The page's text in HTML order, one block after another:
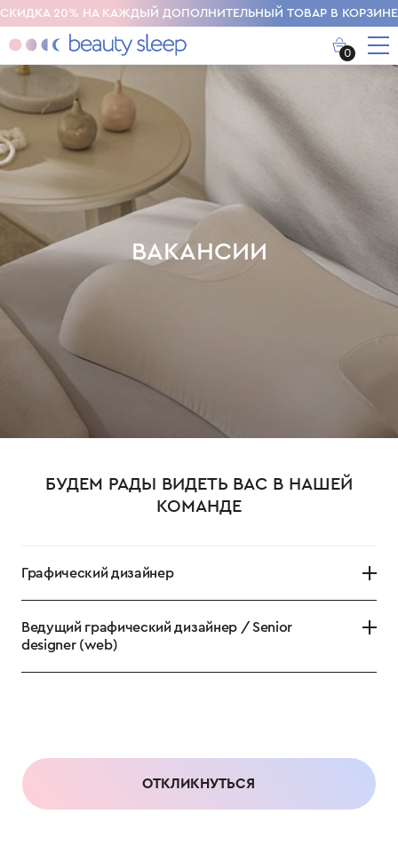
СКИДКА 20% НА КАЖДЫЙ ДОПОЛНИТЕЛЬНЫЙ ТОВАР В КОРЗИНЕ
0
ВАКАНСИИ
БУДЕМ РАДЫ ВИДЕТЬ ВАС В НАШЕЙ
КОМАНДЕ
Графический дизайнер
Ведущий графический дизайнер / Senior
designer (web)
ОТКЛИКНУТЬСЯ